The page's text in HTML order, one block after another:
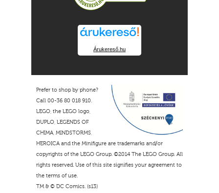
Árukereső.hu
Prefer to shop by phone?
Call 00-36 80 018 910.
LEGO, the LEGO logo,
DUPLO, LEGENDS OF
CHIMA, MINDSTORMS,
HEROICA and the Minifigure are trademarks and/or
copyrights of the LEGO Group. ©2014 The LEGO Group. All
rights reserved. Use of this site signifies your agreement to
the terms of use.
TM & © DC Comics. (s13)